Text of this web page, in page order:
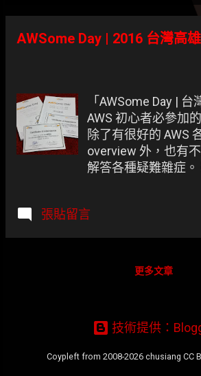
表
文
AWSome Day | 2016 台灣高雄
「AWSome Day |
AWS 初心者必參加
除了有很好的 AWS
overview 外，也有
解答各種疑難雜症。
次了解。 AWS 誠摯
的免費研討會，適
pic.twitter.com/
張貼留言
更多文章
技術提供：
Coypleft from 2008-2026 chusiang CC